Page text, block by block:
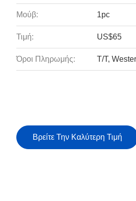
Μούβ: 1pc
Τιμή: US$65
Όροι Πληρωμής: T/T,
Βρείτε Την Καλύτερη Τιμή